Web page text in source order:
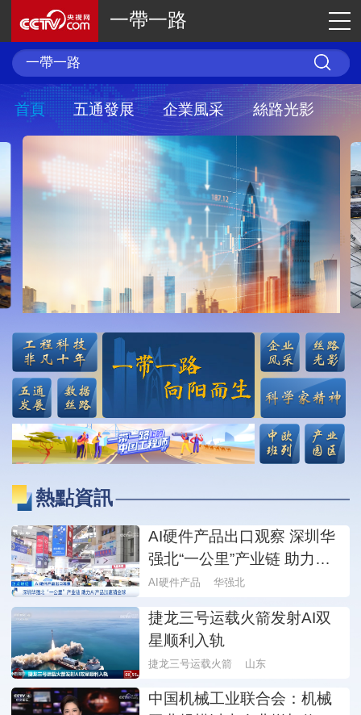
一帶一路
首頁 五通發展 企業風采 絲路光影
我國上半年服務進出口增長8.3%
熱點資訊
AI硬件产品出口观察 深圳华
强北“一公里”产业链 助力AI
产品加速销全球
AI硬件产品 华强北
捷龙三号运载火箭发射AI双
星顺利入轨
捷龙三号运载火箭 山东
中国机械工业联合会：机械